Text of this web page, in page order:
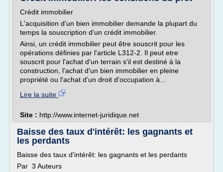
Crédit immobilier
L'acquisition d'un bien immobilier demande la plupart du
temps la souscription d'un crédit immobilier.
Ainsi, un crédit immobilier peut être souscrit pour les
opérations définies par l'article L312-2. Il peut etre
souscrit pour l'achat d'un terrain s'il est destiné à la
construction, l'achat d'un bien immobilier en pleine
propriété ou l'achat d'un droit d'occupation à...
Lire la suite
Site : http://www.internet-juridique.net
Baisse des taux d'intérêt: les gagnants et
les perdants
Baisse des taux d'intérêt: les gagnants et les perdants
Par 3 Auteurs